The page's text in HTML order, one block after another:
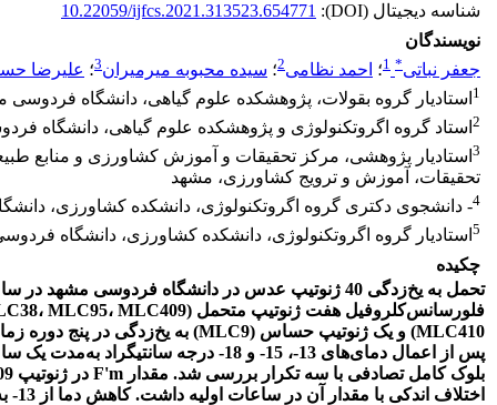
شناسه دیجیتال (DOI):
10.22059/ijfcs.2021.313523.654771
نویسندگان
جعفر نباتی*
1؛ احمد نظامی2؛ سیده محبوبه میرمیران3؛ علیرضا
1 استادیار گروه بقولات، پژوهشکده علوم گیاهی، دانشگاه فردوسی
2 استاد گروه اگروتکنولوژی و پژوهشکده علوم گیاهی، دانشگاه
3 استادیار پژوهشی، مرکز تحقیقات و آموزش کشاورزی و منابع
تحقیقات، آموزش و ترویج کشاورزی، مشهد
4- دانشجوی دکتری گروه اگروتکنولوژی، دانشکده کشاورزی،
5 استادیار گروه اگروتکنولوژی، دانشکده کشاورزی، دانشگاه
چکیده
فلورسانس‌کلروفیل هفت ژنوتیپ متحمل ( ، MLC95، MLC409
MLC410) و یک ژنوتیپ حساس (MLC9
پس از اعمال دمای‌های 13-، 15- و 18- درجه
بلوک کامل تصادفی با سه تکرار بررسی شد. مقدار F'm در ژنوتیپ